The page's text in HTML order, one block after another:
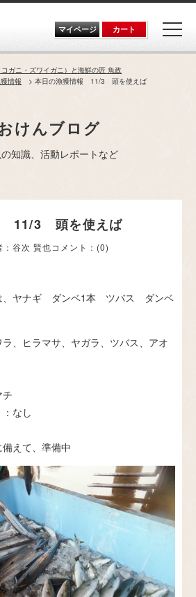
マイページ カート
ガニ・ズワイガニ）と海鮮の匠 魚政
情報 本日の漁獲情報 11/3 頭を使えば
けんブログ
知識、活動レポートなど
11/3 頭を使えば
：谷次 賢也コメント： (0)
、ヤナギ ダンベ1本 ツバス ダンベ
、ヒラマサ、ヤガラ、ツバス、アオ
なし
えて、準備中